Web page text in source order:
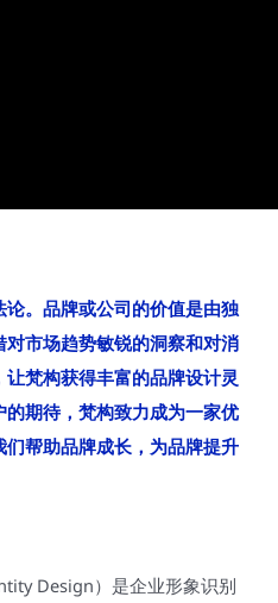
。品牌或公司的价值是由独
市场趋势敏锐的洞察和对消
梵构获得丰富的品牌设计灵
期待，梵构致力成为一家优
帮助品牌成长，为品牌提升
Design）是企业形象识别